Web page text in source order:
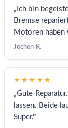
„Ich bin
Bremse
Motoren haben
Jochen R.
★★★★★
„Gute
lassen. Beide
Super."